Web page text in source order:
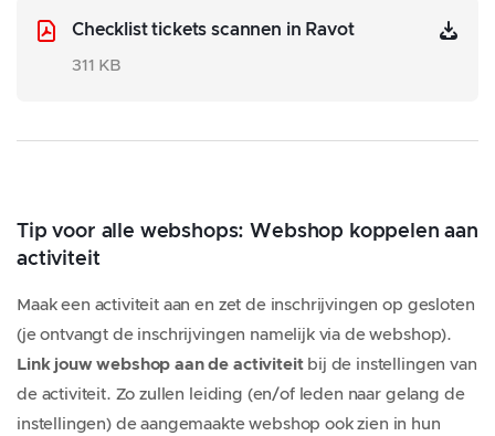
Checklist tickets scannen in Ravot
311 KB
Tip voor alle webshops: Webshop koppelen aan
activiteit
Maak een activiteit aan en zet de inschrijvingen op gesloten
(je ontvangt de inschrijvingen namelijk via de webshop).
Link jouw webshop aan de activiteit bij de instellingen van
de activiteit. Zo zullen leiding (en/of leden naar gelang de
instellingen) de aangemaakte webshop ook zien in hun